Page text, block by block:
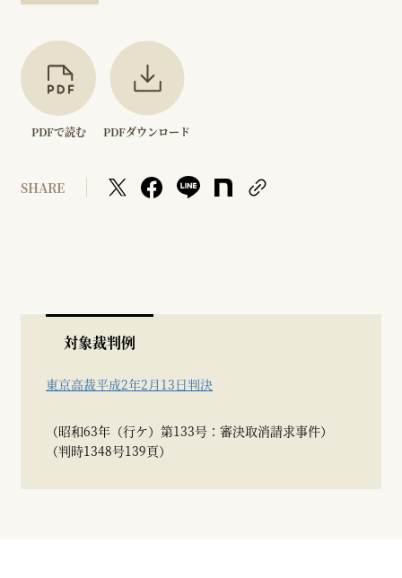
PDFで読む PDFダウンロード
SHARE
対象裁判例
東京高裁平成2年2月13日判決
（昭和63年（行ケ）第133号：審決取消請求事件）
（判時1348号139頁）